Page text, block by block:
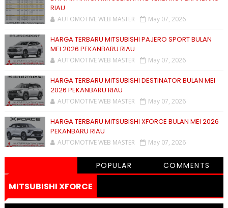
RIAU
AUTOMOTIVE WEB MASTER May 07, 2026
HARGA TERBARU MITSUBISHI PAJERO SPORT BULAN
MEI 2026 PEKANBARU RIAU
AUTOMOTIVE WEB MASTER May 07, 2026
HARGA TERBARU MITSUBISHI DESTINATOR BULAN MEI
2026 PEKANBARU RIAU
AUTOMOTIVE WEB MASTER May 07, 2026
HARGA TERBARU MITSUBISHI XFORCE BULAN MEI 2026
PEKANBARU RIAU
AUTOMOTIVE WEB MASTER May 07, 2026
POPULAR COMMENTS
MITSUBISHI XFORCE